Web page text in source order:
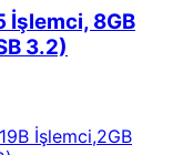
İşlemci, 8GB
3.2)